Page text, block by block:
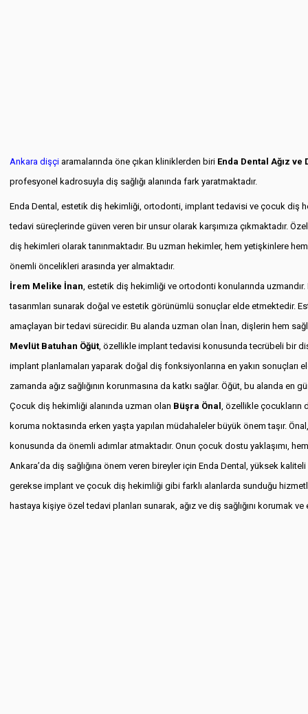
Ankara dişçi aramalarında öne çıkan kliniklerden biri Enda Dental Ağız ve
profesyonel kadrosuyla diş sağlığı alanında fark yaratmaktadır.
Enda Dental, estetik diş hekimliği, ortodonti, implant tedavisi ve çocuk diş
tedavi süreçlerinde güven veren bir unsur olarak karşımıza çıkmaktadır.
diş hekimleri olarak tanınmaktadır. Bu uzman hekimler, hem yetişkinlere
önemli öncelikleri arasında yer almaktadır.
İrem Melike İnan, estetik diş hekimliği ve ortodonti konularında
tasarımları sunarak doğal ve estetik görünümlü sonuçlar elde etmektedir.
amaçlayan bir tedavi sürecidir. Bu alanda uzman olan İnan, dişlerin hem
Mevlüt Batuhan Öğüt, özellikle implant tedavisi konusunda tecrübeli bir
implant planlamaları yaparak doğal diş fonksiyonlarına en yakın
zamanda ağız sağlığının korunmasına da katkı sağlar. Öğüt, bu alanda
Çocuk diş hekimliği alanında uzman olan Büşra Önal , özellikle çocukların
koruma noktasında erken yaşta yapılan müdahaleler büyük önem taşır.
konusunda da önemli adımlar atmaktadır. Onun çocuk dostu yaklaşımı,
Ankara’da diş sağlığına önem veren bireyler için Enda Dental, yüksek
gerekse implant ve çocuk diş hekimliği gibi farklı alanlarda sunduğu
hastaya kişiye özel tedavi planları sunarak, ağız ve diş sağlığını korumak